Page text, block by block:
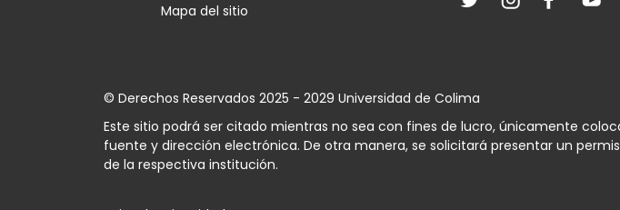
Mapa del sitio
© Derechos Reservados 2025 - 2029 Universidad de Colima
Este sitio podrá ser citado mientras no sea con fines de lucro, únicamente
fuente y dirección electrónica. De otra manera, se solicitará presentar un
de la respectiva institución.